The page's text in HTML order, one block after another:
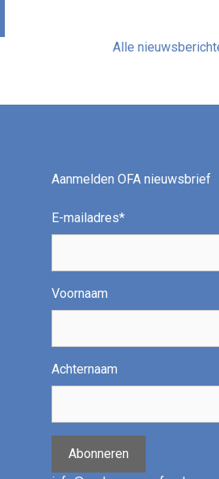
Alle
Aanmelden OFA nieuwsbrief
E-mailadres*
Voornaam
Achternaam
Abonneren